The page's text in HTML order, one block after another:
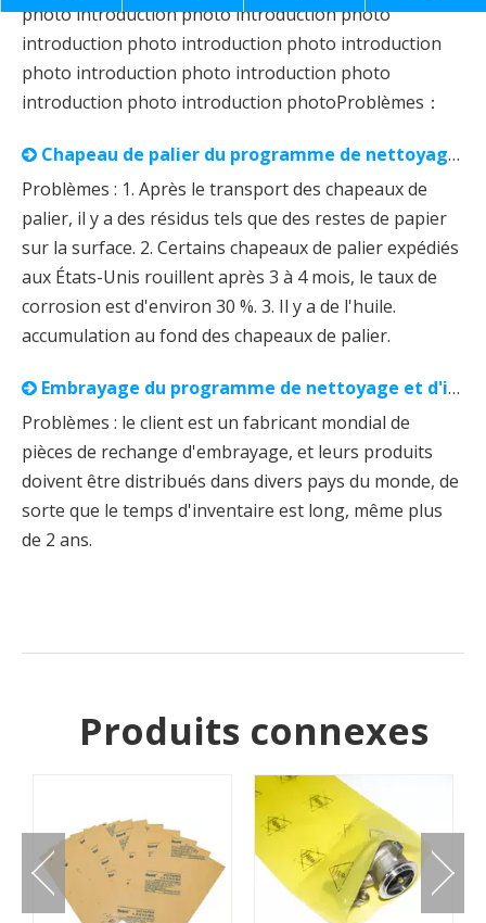
photo introduction photo introduction photo
introduction photo introduction photo introduction
photo introduction photo introduction photo
introduction photo introduction photoProblèmes：
Chapeau de palier du programme de nettoyage et d'inhibiteur de rouille VCI⁺
Problèmes : 1. Après le transport des chapeaux de
palier, il y a des résidus tels que des restes de papier
sur la surface. 2. Certains chapeaux de palier expédiés
aux États-Unis rouillent après 3 à 4 mois, le taux de
corrosion est d'environ 30 %. 3. Il y a de l'huile.
accumulation au fond des chapeaux de palier.
Embrayage du programme de nettoyage et d'inhibiteur de rouille VCI⁺
Problèmes : le client est un fabricant mondial de
pièces de rechange d'embrayage, et leurs produits
doivent être distribués dans divers pays du monde, de
sorte que le temps d'inventaire est long, même plus
de 2 ans.
Produits connexes